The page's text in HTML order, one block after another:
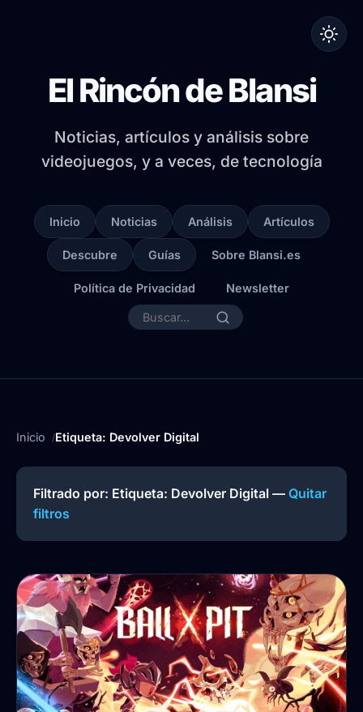
El Rincón de Blansi
Noticias, artículos y análisis sobre
videojuegos, y a veces, de tecnología
Inicio Noticias Análisis Artículos
Descubre Guías Sobre Blansi.es
Política de Privacidad Newsletter
Inicio Etiqueta: Devolver Digital
Filtrado por: Etiqueta: Devolver Digital — Quitar
filtros